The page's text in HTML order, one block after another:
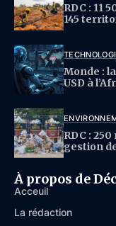
RDC : 11
145
Monde :
USD à
RDC :
gestion
À propos de
Acceuil
La rédaction